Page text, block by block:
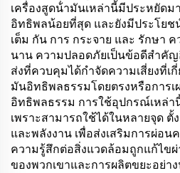
เครื่องสูดน้ํามันเหล่านี้มีประหยัดม
อิทธิพลน้อยที่สุด และยังมีประโยช
เต็ม กัน การ กระจาย และ รักษา
นาน ความปลอดภัยเป็นข้อดีสําคัญ
ส่งที่ควบคุมได้กําจัดความเสี่ยงที่เ
มันอิทธิพลธรรมโดยตรงหรือการ
อิทธิพลธรรม การใช้อุปกรณ์เหล่า
เพราะสามารถใช้ได้ในหลายจุด ตั้
และพลังงาน เพื่อส่งเสริมการผ่อ
ความรู้สึกต่อสิ่งแวดล้อมถูกแก้ไข
ของพวกเขาและการผลิตขยะอย่า